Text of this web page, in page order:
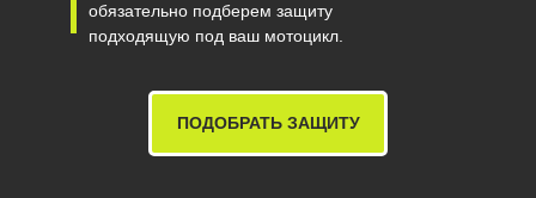
обязательно подберем защиту
подходящую под ваш мотоцикл.
ПОДОБРАТЬ ЗАЩИТУ